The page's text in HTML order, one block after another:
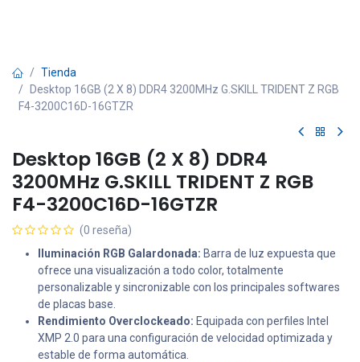
Tienda
Desktop 16GB (2 X 8) DDR4 3200MHz G.SKILL TRIDENT Z RGB
F4-3200C16D-16GTZR
Desktop 16GB (2 X 8) DDR4
3200MHz G.SKILL TRIDENT Z RGB
F4-3200C16D-16GTZR
(0 reseña)
Iluminación RGB Galardonada: Barra de luz expuesta que
ofrece una visualización a todo color, totalmente
personalizable y sincronizable con los principales softwares
de placas base.
Rendimiento Overclockeado: Equipada con perfiles Intel
XMP 2.0 para una configuración de velocidad optimizada y
estable de forma automática.